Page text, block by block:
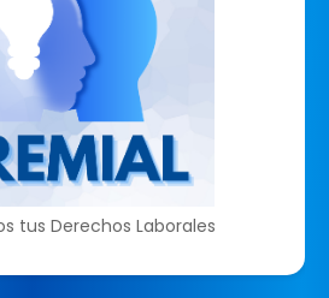
tus Derechos Laborales